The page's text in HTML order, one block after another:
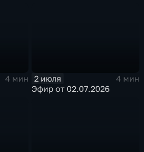
4 мин
2 июля
4 мин
Эфир от 02.07.2026